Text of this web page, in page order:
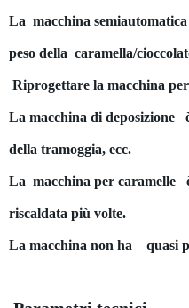
La macchina
peso della caramella/
Riprogettare la macchina
La macchina di deposizione
della tramoggia, ecc.
La macchina per caramelle
riscaldata più volte.
La macchina non ha quasi